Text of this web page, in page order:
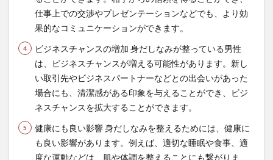
仕事上での交渉やプレゼンテーションなどでも、より効
果的なコミュニケーションができます。
ビジネスチャンスの増加 身だしなみが整っている男性
は、ビジネスチャンスが増える可能性があります。新し
い取引先やビジネスパートナーなどとの出会いがあった
場合にも、清潔感がある印象を与えることができ、ビジ
ネスチャンスを拡大することができます。
健康にも良い影響 身だしなみを整えるためには、健康に
も良い影響があります。例えば、適切な睡眠や食事、適
度な運動などは、肌や体調を整えることにも繋がりま